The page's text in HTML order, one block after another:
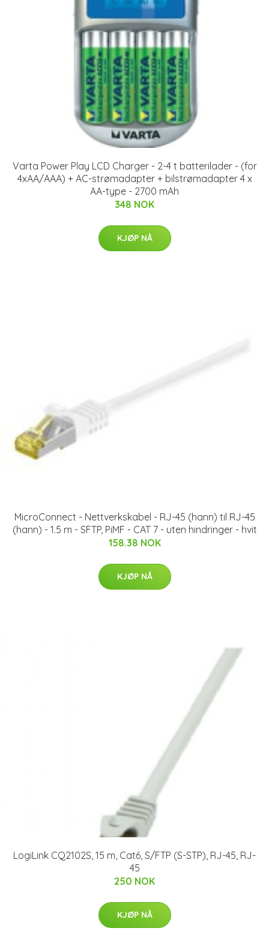
Varta Power Play LCD Charger - 2-4 t batterilader - (for
4xAA/AAA) + AC-strømadapter + bilstrømadapter 4 x
AA-type - 2700 mAh
348 NOK
KJØP NÅ
MicroConnect - Nettverkskabel - RJ-45 (hann) til RJ-45
(hann) - 1.5 m - SFTP, PiMF - CAT 7 - uten hindringer - hvit
158.38 NOK
KJØP NÅ
LogiLink CQ2102S, 15 m, Cat6, S/FTP (S-STP), RJ-45, RJ-
45
250 NOK
KJØP NÅ